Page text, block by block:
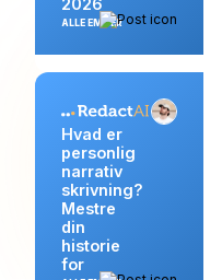
ALLE EMNER
Hvad er
personlig
narrativ
skrivning?
Mestre
din
historie
for